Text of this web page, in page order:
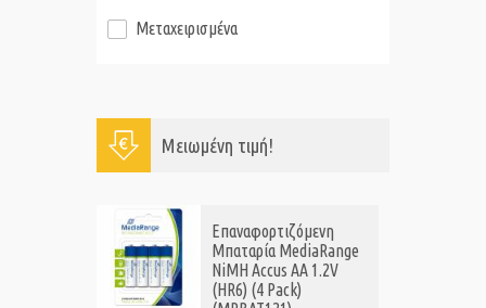
Μεταχειρισμένα
Μειωμένη τιμή!
Επαναφορτιζόμενη
Μπαταρία MediaRange
NiMH Accus AA 1.2V
(HR6) (4 Pack)